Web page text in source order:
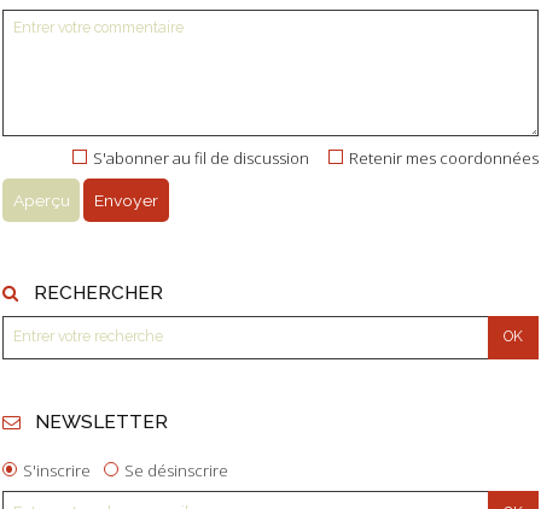
Retenir mes coordonnées
S'abonner au fil de discussion
RECHERCHER
NEWSLETTER
S'inscrire Se désinscrire